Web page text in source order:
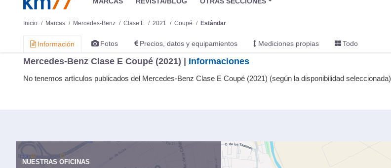
Inicio Marcas Mercedes-Benz Clase E 2021 Coupé Estándar
Información Fotos Precios, datos y equipamientos Mediciones propias Todo
Mercedes-Benz Clase E Coupé (2021) | Informaciones
No tenemos artículos publicados del Mercedes-Benz Clase E Coupé (2021) (según la disponibilidad seleccionada)
NUESTRAS OFICINAS